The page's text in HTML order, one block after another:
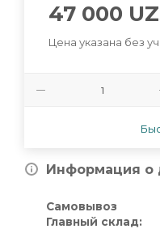
47 000
Цена указана без
Информация о
Самовывоз
Главный склад: